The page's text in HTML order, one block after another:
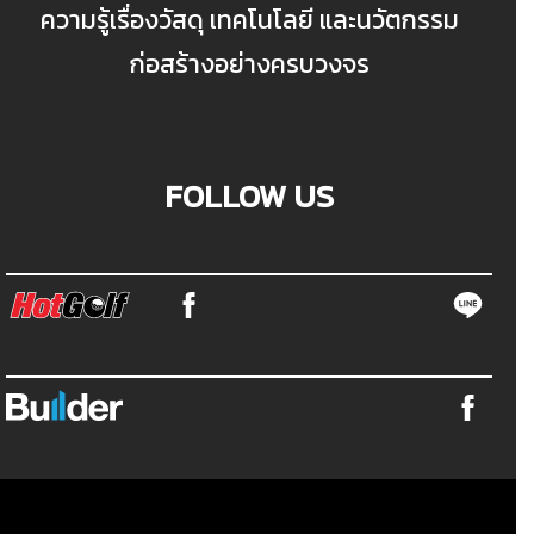
ความรู้เรื่องวัสดุ เทคโนโลยี และนวัตกรรม
ก่อสร้างอย่างครบวงจร
FOLLOW US